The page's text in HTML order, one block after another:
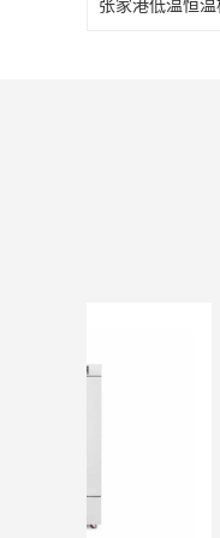
张家港低温恒